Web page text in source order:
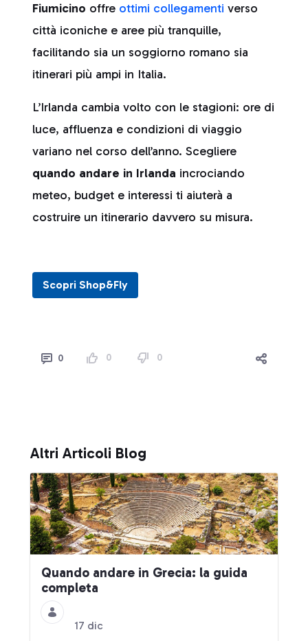
Fiumicino offre ottimi collegamenti verso
città iconiche e aree più tranquille,
facilitando sia un soggiorno romano sia
itinerari più ampi in Italia.
L’Irlanda cambia volto con le stagioni: ore di
luce, affluenza e condizioni di viaggio
variano nel corso dell’anno. Scegliere
quando andare in Irlanda incrociando
meteo, budget e interessi ti aiuterà a
costruire un itinerario davvero su misura.
Scopri Shop&Fly
0 0 0
Altri Articoli Blog
Quando andare in Grecia: la guida
completa
17 dic